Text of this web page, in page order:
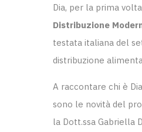
Dia, per la prima
Distribuzione
testata italiana del
distribuzione
A raccontare chi è
sono le novità del
la Dott.ssa Gabriella